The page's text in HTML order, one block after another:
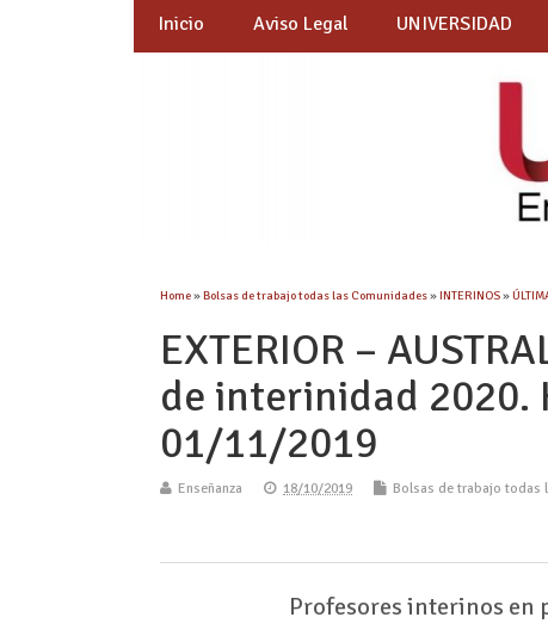
Inicio Aviso Legal UNIVERSIDAD
Home»Bolsas de trabajo todas las Comunidades»INTERINOS»
EXTERIOR –
de interinidad 2020.
01/11/2019
Enseñanza 18/10/2019 Bolsas de trabajo todas
Profesores interinos en